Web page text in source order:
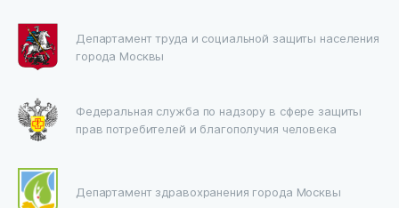
Департамент труда и социальной защиты населения
города Москвы
Федеральная служба по надзору в сфере защиты
прав потребителей и благополучия человека
Департамент здравохранения города Москвы